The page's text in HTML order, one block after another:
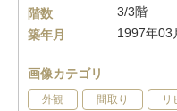
階数
3/3階
築年月
1997年03
画像カテゴリ
外観 間取り リ